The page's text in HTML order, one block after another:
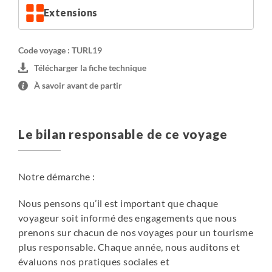
Jolie petite pension situé dans un cadre idyllique en bord
de mer.
•Version supérieure
2 nuits en hôtel à Antalya
A 3km de la plage de Konyaalti et au cœur de la vieille
déjeuner traditionnel turc est servi (fromage, olives,
œufs, confitures maison…) et avec piscine. Une ambiance
sols des chambres sont en parquet), allié au confort d’un
3 nuits en hôtel à Cirali en Lycie (en bungalow)
Au sein d’un jardin luxuriant (plantes aromatiques et
agrumes), l’hôtel propose des bungalows, mais aussi une
salle de massage, une bibliothèque et une piscine. Tous
Extensions
Code voyage : TURL19
Télécharger la fiche technique
À savoir avant de partir
Le bilan responsable de ce voyage
Notre démarche :
Nous pensons qu’il est important que chaque
voyageur soit informé des engagements que nous
prenons sur chacun de nos voyages pour un tourisme
plus responsable. Chaque année, nous auditons et
évaluons nos pratiques sociales et